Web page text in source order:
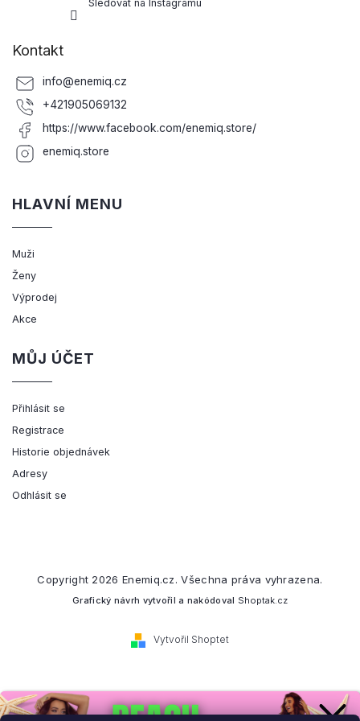
Sledovat na Instagramu
Kontakt
info@enemiq.cz
+421905069132
https://www.facebook.com/enemiq.store/
enemiq.store
HLAVNÍ MENU
Muži
Ženy
Výprodej
Akce
MŮJ ÚČET
Přihlásit se
Registrace
Historie objednávek
Adresy
Odhlásit se
Vytvořil Shoptet
Copyright 2026 Enemiq.cz. Všechna práva vyhrazena.
Grafický návrh vytvořil a nakódoval Shoptak.cz
Přihlaste se k našemu